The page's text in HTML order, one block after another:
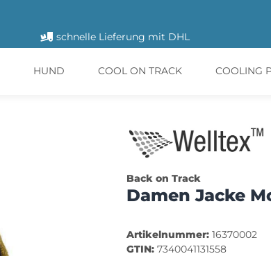
schnelle Lieferung mit DHL
HUND COOL ON TRACK COOLING
Back on Track
Damen Jacke
Artikelnummer: 16370002
GTIN: 7340041131558